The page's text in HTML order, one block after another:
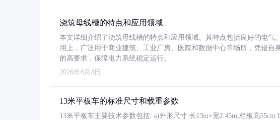
浇筑母线槽的特点和应用领域
本文详细介绍了浇筑母线槽的特点和应用领域。其特点包括良好的电气
用上，广泛用于商业建筑、工业厂房、医院和数据中心等场所，凭借自
的高要求，保障电力系统稳定运行。
2026年8月4日
13米平板车的标准尺寸和载重参数
13米平板车主要技术参数包括: a)外形尺寸:长13m×宽2.45m,栏板高55cm